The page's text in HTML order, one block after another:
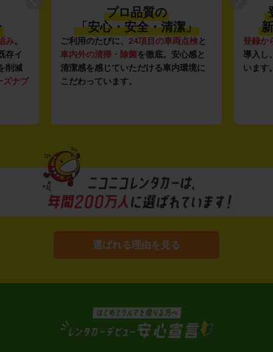
み。
存イ
削減
ズナブ
プロ品質の
「安心・安全・清潔」
ご利用のたびに、 24項目の車両点検と
車内外の清掃・除菌を徹底。安心感と
清潔感を感じていただける車内環境に
こだわっています。
登録か
導入し
います
選ばれる理由を見る